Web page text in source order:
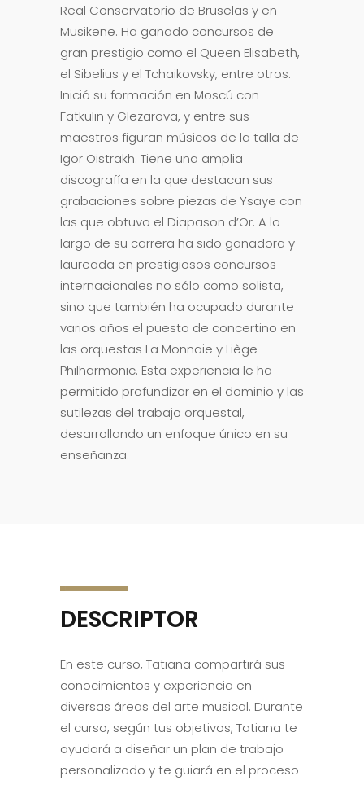
Real Conservatorio de Bruselas y en
Musikene. Ha ganado concursos de
gran prestigio como el Queen Elisabeth,
el Sibelius y el Tchaikovsky, entre otros.
Inició su formación en Moscú con
Fatkulin y Glezarova, y entre sus
maestros figuran músicos de la talla de
Igor Oistrakh. Tiene una amplia
discografía en la que destacan sus
grabaciones sobre piezas de Ysaye con
las que obtuvo el Diapason d’Or. A lo
largo de su carrera ha sido ganadora y
laureada en prestigiosos concursos
internacionales no sólo como solista,
sino que también ha ocupado durante
varios años el puesto de concertino en
las orquestas La Monnaie y Liège
Philharmonic. Esta experiencia le ha
permitido profundizar en el dominio y las
sutilezas del trabajo orquestal,
desarrollando un enfoque único en su
enseñanza.
DESCRIPTOR
En este curso, Tatiana compartirá sus
conocimientos y experiencia en
diversas áreas del arte musical. Durante
el curso, según tus objetivos, Tatiana te
ayudará a diseñar un plan de trabajo
personalizado y te guiará en el proceso